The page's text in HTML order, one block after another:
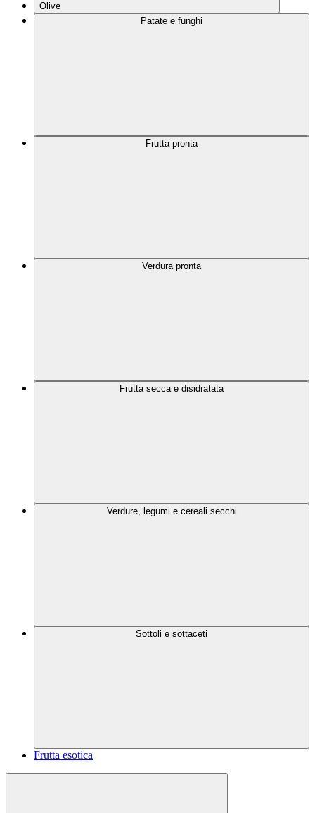
Olive
Patate e funghi
Frutta pronta
Verdura pronta
Frutta secca e disidratata
Verdure, legumi e cereali secchi
Sottoli e sottaceti
Frutta esotica